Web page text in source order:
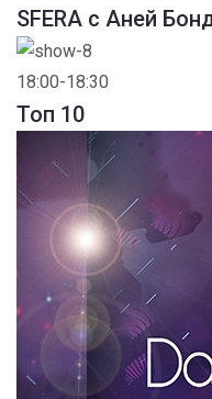
SFERA с Аней
18:00-18:30
Toп 10